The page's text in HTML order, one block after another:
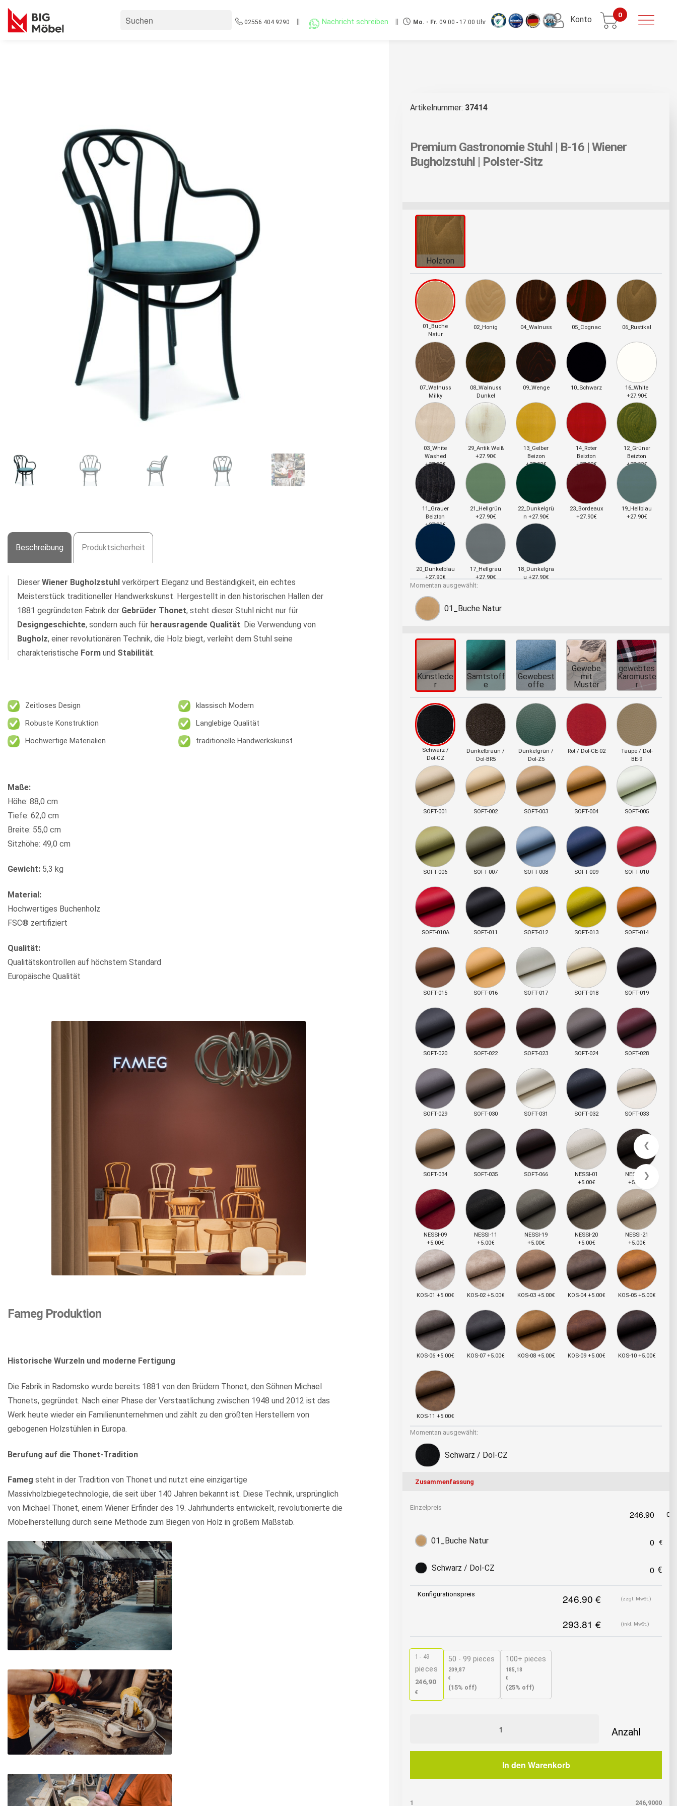
02556 404 9290 Nachricht schreiben Mo. - Fr. 09:00 - 17:00 Uhr Konto 0
Beschreibung Produktsicherheit
Dieser Wiener Bugholzstuhl verkörpert Eleganz und Beständigkeit, ein echtes
Meisterstück traditioneller Handwerkskunst. Hergestellt in den historischen Hallen der
1881 gegründeten Fabrik der Gebrüder Thonet, steht dieser Stuhl nicht nur für
Designgeschichte, sondern auch für herausragende Qualität. Die Verwendung von
Bugholz, einer revolutionären Technik, die Holz biegt, verleiht dem Stuhl seine
charakteristische Form und Stabilität.
Zeitloses Design
klassisch Modern
Robuste Konstruktion
Langlebige Qualität
Hochwertige Materialien
traditionelle Handwerkskunst
Maße:
Höhe: 88,0 cm
Tiefe: 62,0 cm
Breite: 55,0 cm
Sitzhöhe: 49,0 cm
Gewicht: 5,3 kg
Material:
Hochwertiges Buchenholz
FSC® zertifiziert
Qualität:
Qualitätskontrollen auf höchstem Standard
Europäische Qualität
Fameg Produktion
Historische Wurzeln und moderne Fertigung
Die Fabrik in Radomsko wurde bereits 1881 von den Brüdern Thonet, den Söhnen Michael
Thonets, gegründet. Nach einer Phase der Verstaatlichung zwischen 1948 und 2012 ist das
Werk heute wieder ein Familienunternehmen und zählt zu den größten Herstellern von
gebogenen Holzstühlen in Europa.
Berufung auf die Thonet-Tradition
Fameg steht in der Tradition von Thonet und nutzt eine einzigartige
Massivholzbiegetechnologie, die seit über 140 Jahren bekannt ist. Diese Technik, ursprünglich
von Michael Thonet, einem Wiener Erfinder des 19. Jahrhunderts entwickelt, revolutionierte die
Möbelherstellung durch seine Methode zum Biegen von Holz in großem Maßstab.
Artikelnummer: 37414
Premium Gastronomie Stuhl | B-16 | Wiener
Bugholzstuhl | Polster-Sitz
Holzton
01_Buche
Natur
02_Honig 04_Walnuss 05_Cognac 06_Rustikal
07_Walnuss
Milky
08_Walnuss
Dunkel
09_Wenge 10_Schwarz
16_White
+27.90€
03_White
Washed
+27.90€
29_Antik Weiß
+27.90€
13_Gelber
Beizon
+27.90€
14_Roter
Beizton
+27.90€
12_Grüner
Beizton
+27.90€
11_Grauer
Beizton
+27.90€
21_Hellgrün
+27.90€
22_Dunkelgrü
n +27.90€
23_Bordeaux
+27.90€
19_Hellblau
+27.90€
20_Dunkelblau
+27.90€
17_Hellgrau
+27.90€
18_Dunkelgra
u +27.90€
Momentan ausgewählt:
01_Buche Natur
Kunstlede
r
Samtstoff
e
Gewebest
offe
Gewebe
mit
Muster
gewebtes
Karomuste
r
Schwarz /
Dol-CZ
Dunkelbraun /
Dol-BR5
Dunkelgrün /
Dol-Z5
Rot / Dol-CE-02
Taupe / Dol-
BE-9
SOFT-001 SOFT-002 SOFT-003 SOFT-004 SOFT-005
SOFT-006 SOFT-007 SOFT-008 SOFT-009 SOFT-010
SOFT-010A SOFT-011 SOFT-012 SOFT-013 SOFT-014
SOFT-015 SOFT-016 SOFT-017 SOFT-018 SOFT-019
SOFT-020 SOFT-022 SOFT-023 SOFT-024 SOFT-028
SOFT-029 SOFT-030 SOFT-031 SOFT-032 SOFT-033
SOFT-034 SOFT-035 SOFT-066
NESSI-01
+5.00€
NESSI-08
+5.00€
NESSI-09
+5.00€
NESSI-11
+5.00€
NESSI-19
+5.00€
NESSI-20
+5.00€
NESSI-21
+5.00€
KOS-01 +5.00€ KOS-02 +5.00€ KOS-03 +5.00€ KOS-04 +5.00€ KOS-05 +5.00€
KOS-06 +5.00€ KOS-07 +5.00€ KOS-08 +5.00€ KOS-09 +5.00€ KOS-10 +5.00€
KOS-11 +5.00€
Momentan ausgewählt:
Schwarz / Dol-CZ
Zusammenfassung
Einzelpreis
01_Buche Natur
Schwarz / Dol-CZ
Konfigurationspreis
(zzgl. MwSt.)
(inkl. MwSt.)
1 - 49
pieces
246,90
€
50 - 99 pieces
209,87
€
(15% off)
100+ pieces
185,18
€
(25% off)
|
In den Warenkorb
1 246,9000
❮
❯